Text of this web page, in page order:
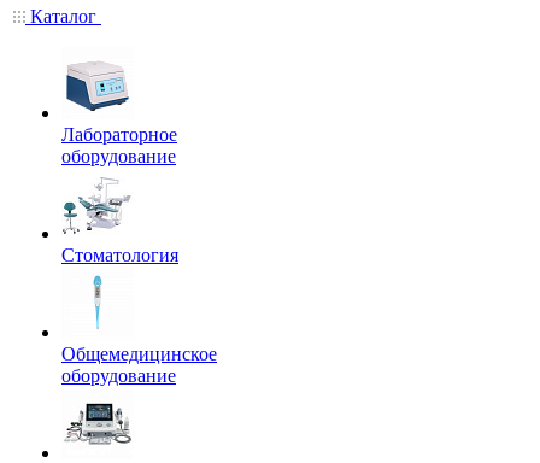
Каталог
Лабораторное
оборудование
Стоматология
Общемедицинское
оборудование